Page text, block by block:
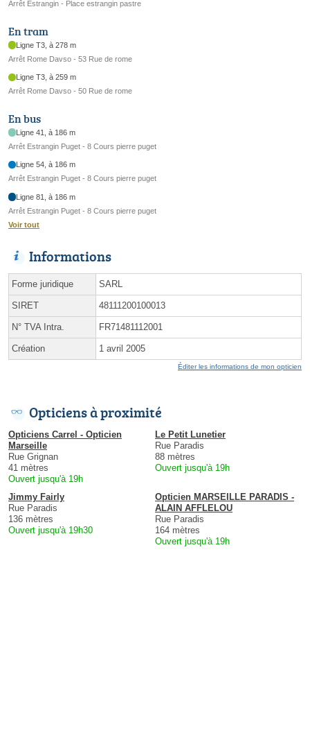
Arrêt Estrangin - Place estrangin pastre
En tram
Ligne T3, à 278 m
Arrêt Rome Davso - 53 Rue de rome
Ligne T3, à 259 m
Arrêt Rome Davso - 50 Rue de rome
En bus
Ligne 41, à 186 m
Arrêt Estrangin Puget - 8 Cours pierre puget
Ligne 54, à 186 m
Arrêt Estrangin Puget - 8 Cours pierre puget
Ligne 81, à 186 m
Arrêt Estrangin Puget - 8 Cours pierre puget
Voir tout
Informations
Forme juridique SARL
SIRET 48111200100013
N° TVA Intra. FR71481112001
Création 1 avril 2005
Éditer les informations de mon opticien
Opticiens à proximité
Opticiens Carrel - Opticien
Marseille
Rue Grignan
41 mètres
Ouvert jusqu'à 19h
Le Petit Lunetier
Rue Paradis
88 mètres
Ouvert jusqu'à 19h
Jimmy Fairly
Rue Paradis
136 mètres
Ouvert jusqu'à 19h30
Opticien MARSEILLE PARADIS -
ALAIN AFFLELOU
Rue Paradis
164 mètres
Ouvert jusqu'à 19h